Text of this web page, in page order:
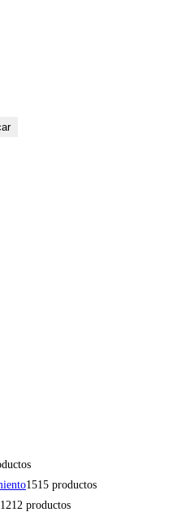
1515 productos
1212 productos